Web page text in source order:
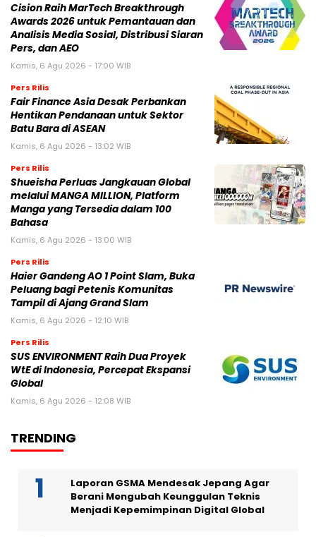
Cision Raih MarTech Breakthrough
Awards 2026 untuk Pemantauan dan
Analisis Media Sosial, Distribusi Siaran
Pers, dan AEO
Kamis, 6 Agu 2026 - 17:00 WIB
Pers Rilis
Fair Finance Asia Desak Perbankan
Hentikan Pendanaan untuk Sektor
Batu Bara di ASEAN
Kamis, 6 Agu 2026 - 13:02 WIB
Pers Rilis
Shueisha Perluas Jangkauan Global
melalui MANGA MILLION, Platform
Manga yang Tersedia dalam 100
Bahasa
Kamis, 6 Agu 2026 - 13:00 WIB
Pers Rilis
Haier Gandeng AO 1 Point Slam, Buka
Peluang bagi Petenis Komunitas
Tampil di Ajang Grand Slam
Kamis, 6 Agu 2026 - 12:10 WIB
Pers Rilis
SUS ENVIRONMENT Raih Dua Proyek
WtE di Indonesia, Percepat Ekspansi
Global
Kamis, 6 Agu 2026 - 12:08 WIB
TRENDING
Laporan GSMA Mendesak Jepang Agar
Berani Mengubah Keunggulan Teknis
Menjadi Kepemimpinan Digital Global